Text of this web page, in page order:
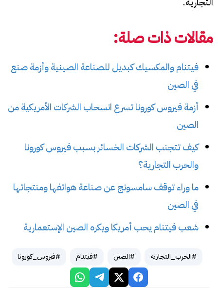
مقالات ذات صلة:
فيتنام والمكسيك كبديل للصناعة الصينية وأزمة صنع
في الصين
أزمة فيروس كورونا تسرع انسحاب الشركات الأمريكية من
الصين
كيف تتجنب الشركات الخسائر بسبب فيروس كورونا
والحرب التجارية؟
ما وراء توقف سامسونج عن صناعة هواتفها ومنتجاتها
في الصين
شعب فيتنام يحب أمريكا ويكره الصين الإستعمارية
#الحرب_التجارية #الصين #فيتنام #فيروس_كورونا